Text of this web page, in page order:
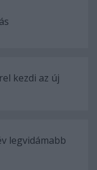
kezdi az új
legvidámabb